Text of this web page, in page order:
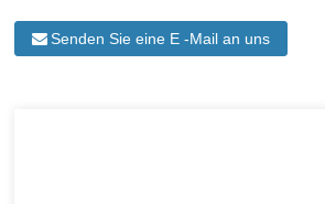
Senden Sie eine E -Mail an uns